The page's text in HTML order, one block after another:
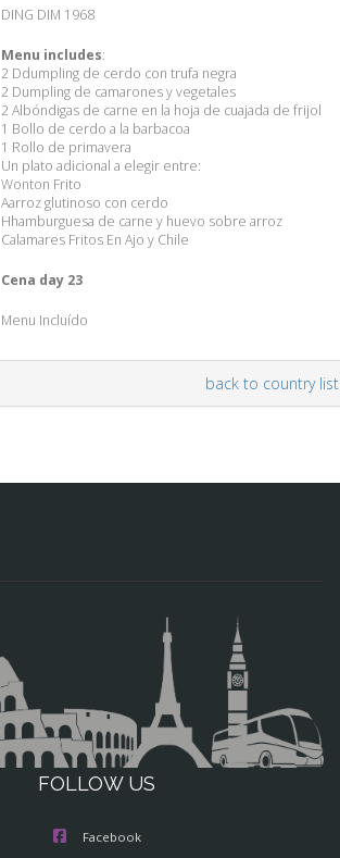
DING DIM 1968
Menu includes:
2 Ddumpling de cerdo con trufa negra
2 Dumpling de camarones y vegetales
2 Albóndigas de carne en la hoja de cuajada de frijol
1 Bollo de cerdo a la barbacoa
1 Rollo de primavera
Un plato adicional a elegir entre:
Wonton Frito
Aarroz glutinoso con cerdo
Hhamburguesa de carne y huevo sobre arroz
Calamares Fritos En Ajo y Chile
Cena day 23
Menu Incluído
back to country list
FOLLOW US
Facebook